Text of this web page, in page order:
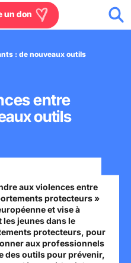
un don
monde
côtés
nous
d'enfants
: de nouveaux outils
entre
outils
aux violences entre
protecteurs »
et vise à
jeunes dans le
protecteurs, pour
aux professionnels
des outils pour prévenir,